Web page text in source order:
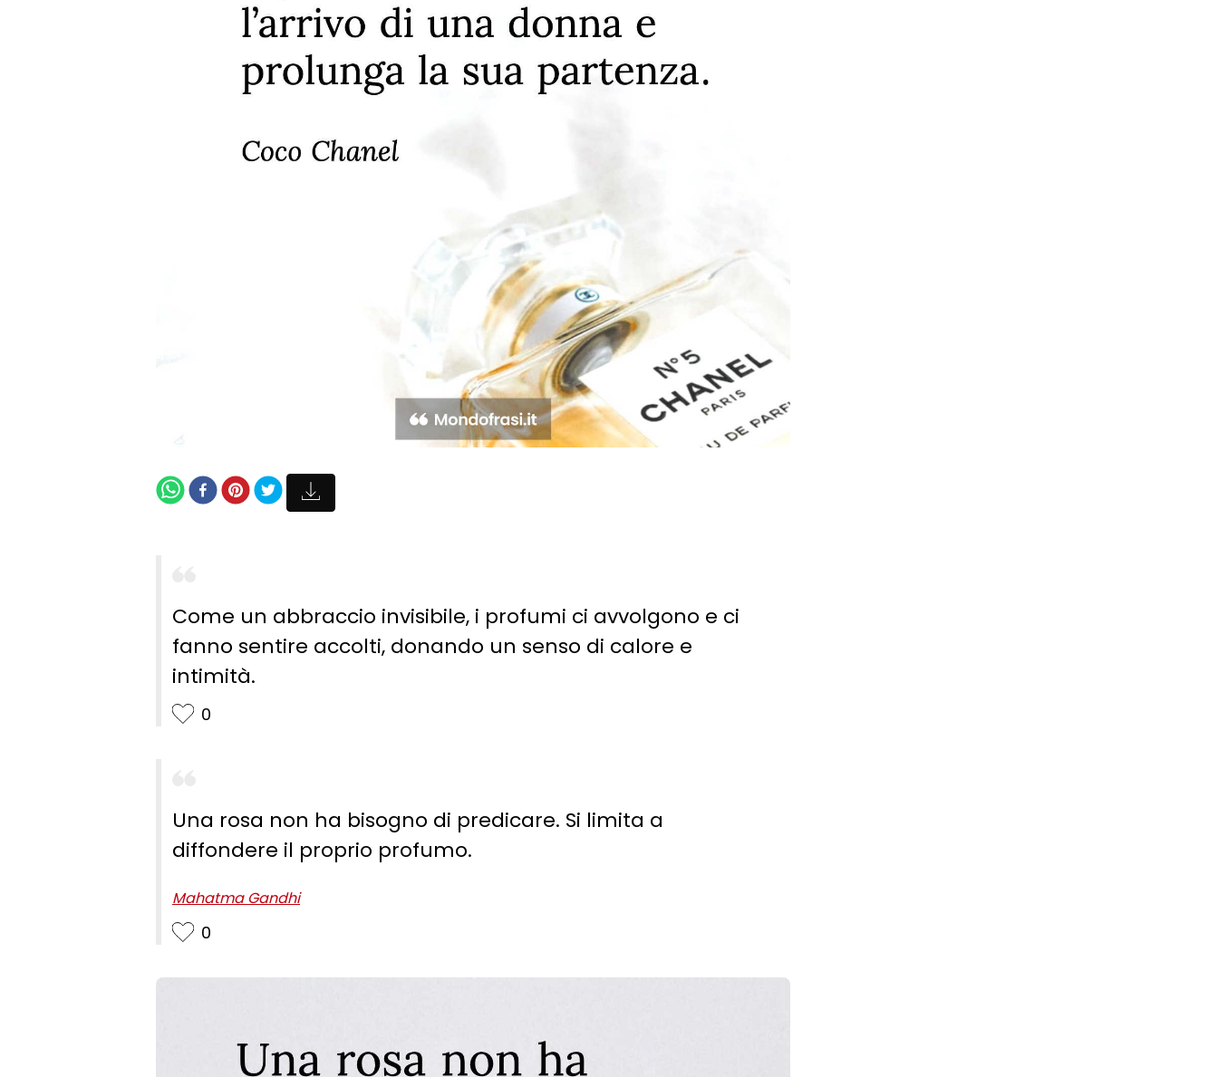
Come un abbraccio invisibile, i profumi ci avvolgono e ci
fanno sentire accolti, donando un senso di calore e
intimità.
0
Una rosa non ha bisogno di predicare. Si limita a
diffondere il proprio profumo.
Mahatma Gandhi
0